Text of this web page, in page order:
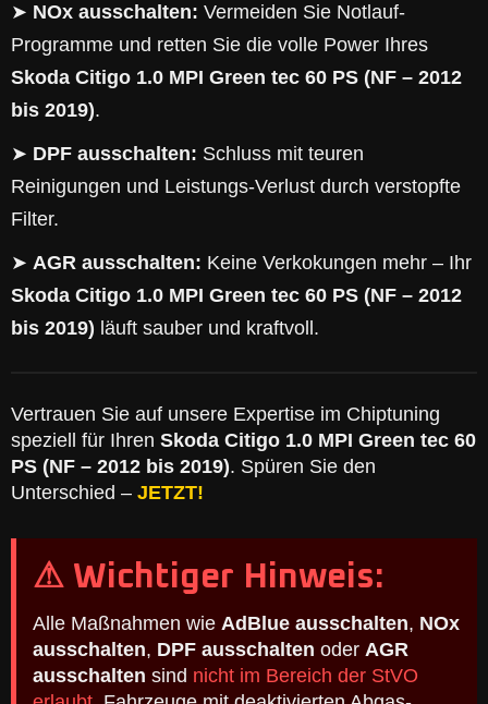
➤ NOx ausschalten: Vermeiden Sie Notlauf-
Programme und retten Sie die volle Power Ihres
Skoda Citigo 1.0 MPI Green tec 60 PS (NF – 2012
bis 2019).
➤ DPF ausschalten: Schluss mit teuren
Reinigungen und Leistungs-Verlust durch verstopfte
Filter.
➤ AGR ausschalten: Keine Verkokungen mehr – Ihr
Skoda Citigo 1.0 MPI Green tec 60 PS (NF – 2012
bis 2019) läuft sauber und kraftvoll.
Vertrauen Sie auf unsere Expertise im Chiptuning
speziell für Ihren Skoda Citigo 1.0 MPI Green tec 60
PS (NF – 2012 bis 2019). Spüren Sie den
Unterschied – JETZT!
⚠ Wichtiger Hinweis:
Alle Maßnahmen wie AdBlue ausschalten, NOx
ausschalten, DPF ausschalten oder AGR
ausschalten sind nicht im Bereich der StVO